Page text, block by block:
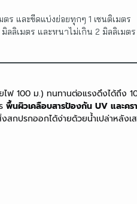
ร และขีดแบ่งย่อยทุกๆ 1 เซนติเมตร
ลลิเมตร และหนาไม่เกิน 2 มิลลิเมตร
ยไฟ 100 ม.) ทนทานต่อแรงดึงได้ถึง
พื้นผิวเคลือบสารป้องกัน UV และคร
สกปรกออกได้ง่ายด้วยน้ำเปล่าหลังเ